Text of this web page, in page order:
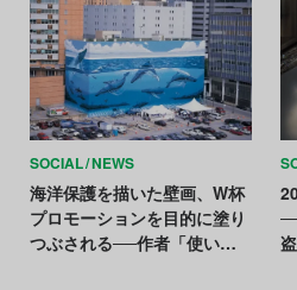
SOCIAL NEWS
海洋保護を描いた壁画、W杯
プロモーションを目的に塗り
つぶされる──作者「使い捨